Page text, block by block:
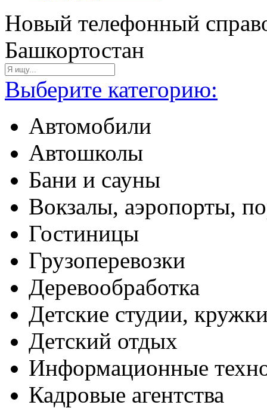
Новый телефонный
Башкортостан
Выберите категорию:
Автомобили
Автошколы
Бани и сауны
Вокзалы, аэропорты,
Гостиницы
Грузоперевозки
Деревообработка
Детские студии,
Детский отдых
Информационные
Кадровые агентства